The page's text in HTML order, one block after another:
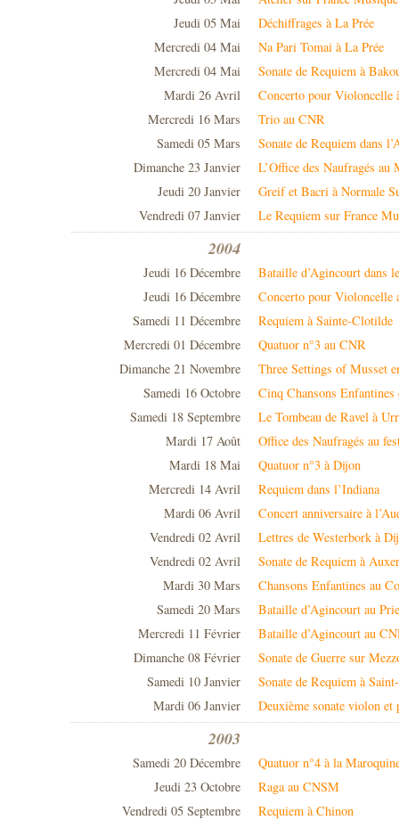
Jeudi 05 Mai
Déchiffrages à La Prée
Mercredi 04 Mai
Na Pari Tomai à La Prée
Mercredi 04 Mai
Sonate de Requiem à
Mardi 26 Avril
Concerto pour Violoncelle
Mercredi 16 Mars
Trio au CNR
Samedi 05 Mars
Sonate de Requiem dans
Dimanche 23 Janvier
L’Office des Naufragés au
Jeudi 20 Janvier
Greif et Bacri à Normale
Vendredi 07 Janvier
Le Requiem sur France
2004
Jeudi 16 Décembre
Bataille d’Agincourt dans
Jeudi 16 Décembre
Concerto pour Violoncelle
Samedi 11 Décembre
Requiem à Sainte-Clotilde
Mercredi 01 Décembre
Quatuor n°3 au CNR
Dimanche 21 Novembre
Three Settings of Musset
Samedi 16 Octobre
Cinq Chansons Enfantines
Samedi 18 Septembre
Le Tombeau de Ravel à
Mardi 17 Août
Office des Naufragés au
Mardi 18 Mai
Quatuor n°3 à Dijon
Mercredi 14 Avril
Requiem dans l’Indiana
Mardi 06 Avril
Concert anniversaire à
Vendredi 02 Avril
Lettres de Westerbork à
Vendredi 02 Avril
Sonate de Requiem à
Mardi 30 Mars
Chansons Enfantines au
Samedi 20 Mars
Bataille d’Agincourt au
Mercredi 11 Février
Bataille d’Agincourt au
Dimanche 08 Février
Sonate de Guerre sur
Samedi 10 Janvier
Sonate de Requiem à
Mardi 06 Janvier
Deuxième sonate violon et
2003
Samedi 20 Décembre
Quatuor n°4 à la
Jeudi 23 Octobre
Raga au CNSM
Vendredi 05 Septembre
Requiem à Chinon